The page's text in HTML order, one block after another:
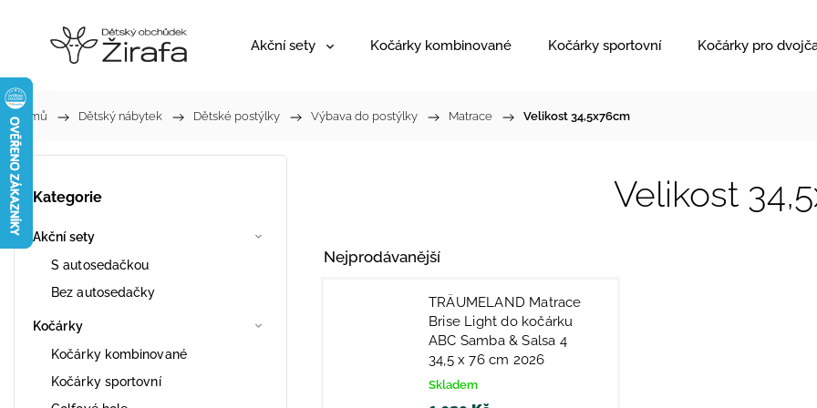
Akční sety Kočárky kombinované Kočárky sportovní Kočárky pro
Domů / Dětský nábytek / Dětské postýlky / Výbava do postýlky / Matrace / Velikost 34,5x76cm
Kategorie
Akční sety
S autosedačkou
Bez autosedačky
Kočárky
Kočárky kombinované
Kočárky sportovní
Velikost
Nejprodávanější
TRÄUMELAND Matrace
Brise Light do kočárku
ABC Samba & Salsa 4
34,5 x 76 cm 2026
Skladem